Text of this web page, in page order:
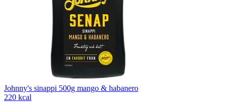
Johnny's sinappi 500g mango & habanero
220 kcal